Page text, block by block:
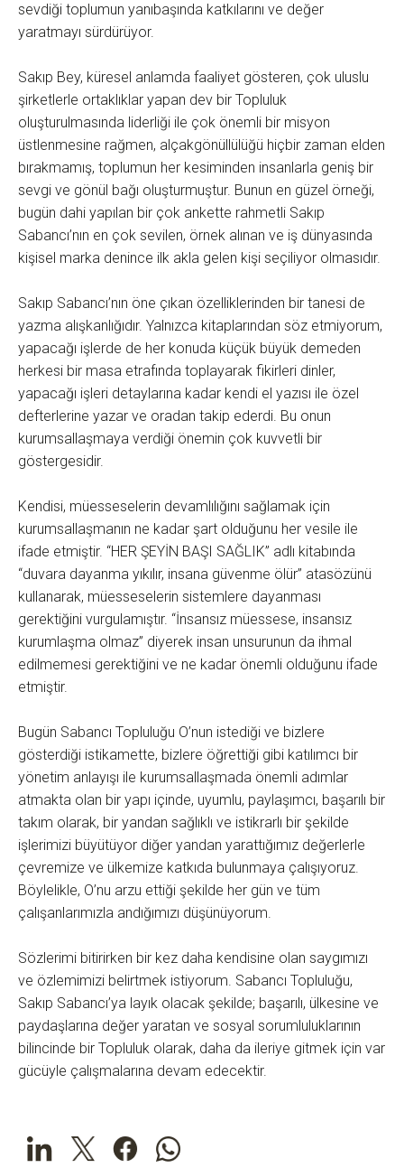
sevdiği toplumun yanıbaşında katkılarını ve değer
yaratmayı sürdürüyor.
Sakıp Bey, küresel anlamda faaliyet gösteren, çok uluslu
şirketlerle ortaklıklar yapan dev bir Topluluk
oluşturulmasında liderliği ile çok önemli bir misyon
üstlenmesine rağmen, alçakgönüllülüğü hiçbir zaman elden
bırakmamış, toplumun her kesiminden insanlarla geniş bir
sevgi ve gönül bağı oluşturmuştur. Bunun en güzel örneği,
bugün dahi yapılan bir çok ankette rahmetli Sakıp
Sabancı’nın en çok sevilen, örnek alınan ve iş dünyasında
kişisel marka denince ilk akla gelen kişi seçiliyor olmasıdır.
Sakıp Sabancı’nın öne çıkan özelliklerinden bir tanesi de
yazma alışkanlığıdır. Yalnızca kitaplarından söz etmiyorum,
yapacağı işlerde de her konuda küçük büyük demeden
herkesi bir masa etrafında toplayarak fikirleri dinler,
yapacağı işleri detaylarına kadar kendi el yazısı ile özel
defterlerine yazar ve oradan takip ederdi. Bu onun
kurumsallaşmaya verdiği önemin çok kuvvetli bir
göstergesidir.
Kendisi, müesseselerin devamlılığını sağlamak için
kurumsallaşmanın ne kadar şart olduğunu her vesile ile
ifade etmiştir. “HER ŞEYİN BAŞI SAĞLIK” adlı kitabında
“duvara dayanma yıkılır, insana güvenme ölür” atasözünü
kullanarak, müesseselerin sistemlere dayanması
gerektiğini vurgulamıştır. “İnsansız müessese, insansız
kurumlaşma olmaz” diyerek insan unsurunun da ihmal
edilmemesi gerektiğini ve ne kadar önemli olduğunu ifade
etmiştir.
Bugün Sabancı Topluluğu O’nun istediği ve bizlere
gösterdiği istikamette, bizlere öğrettiği gibi katılımcı bir
yönetim anlayışı ile kurumsallaşmada önemli adımlar
atmakta olan bir yapı içinde, uyumlu, paylaşımcı, başarılı bir
takım olarak, bir yandan sağlıklı ve istikrarlı bir şekilde
işlerimizi büyütüyor diğer yandan yarattığımız değerlerle
çevremize ve ülkemize katkıda bulunmaya çalışıyoruz.
Böylelikle, O’nu arzu ettiği şekilde her gün ve tüm
çalışanlarımızla andığımızı düşünüyorum.
Sözlerimi bitirirken bir kez daha kendisine olan saygımızı
ve özlemimizi belirtmek istiyorum. Sabancı Topluluğu,
Sakıp Sabancı’ya layık olacak şekilde; başarılı, ülkesine ve
paydaşlarına değer yaratan ve sosyal sorumluluklarının
bilincinde bir Topluluk olarak, daha da ileriye gitmek için var
gücüyle çalışmalarına devam edecektir.